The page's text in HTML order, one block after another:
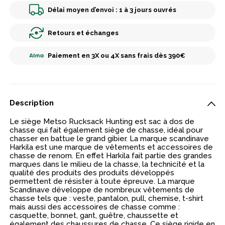
Délai moyen d’envoi : 1 à 3 jours ouvrés
Retours et échanges
Paiement en 3X ou 4X sans frais dès 390€
Description
Le siège Metso Rucksack Hunting est sac à dos de
chasse qui fait également siège de chasse, idéal pour
chasser en battue le grand gibier. La marque scandinave
Harkila est une marque de vêtements et accessoires de
chasse de renom. En effet Harkila fait partie des grandes
marques dans le milieu de la chasse, la technicité et la
qualité des produits des produits développés
permettent de résister à toute épreuve. La marque
Scandinave développe de nombreux vêtements de
chasse tels que : veste, pantalon, pull, chemise, t-shirt
mais aussi des accessoires de chasse comme :
casquette, bonnet, gant, guêtre, chaussette et